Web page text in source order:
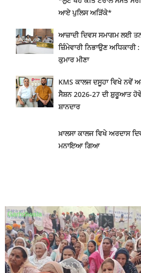
ਆਏ ਪੁਲਿਸ ਅੜਿੱਕੇ*
ਆਜ਼ਾਦੀ ਦਿਵਸ ਸਮਾਗਮ ਲਈ
ਜ਼ਿੰਮੇਵਾਰੀ ਨਿਭਾਉਣ ਅਧਿਕਾਰੀ
ਕੁਮਾਰ ਮੀਣਾ
KMS ਕਾਲਜ ਦਸੂਹਾ ਵਿਖੇ ਨਵੇਂ
ਸੈਸ਼ਨ 2026-27 ਦੀ ਸ਼ੁਰੂਆਤ
ਸ਼ਾਨਦਾਰ
ਖ਼ਾਲਸਾ ਕਾਲਜ ਵਿਖੇ ਅਰਦਾਸ
ਮਨਾਇਆ ਗਿਆ